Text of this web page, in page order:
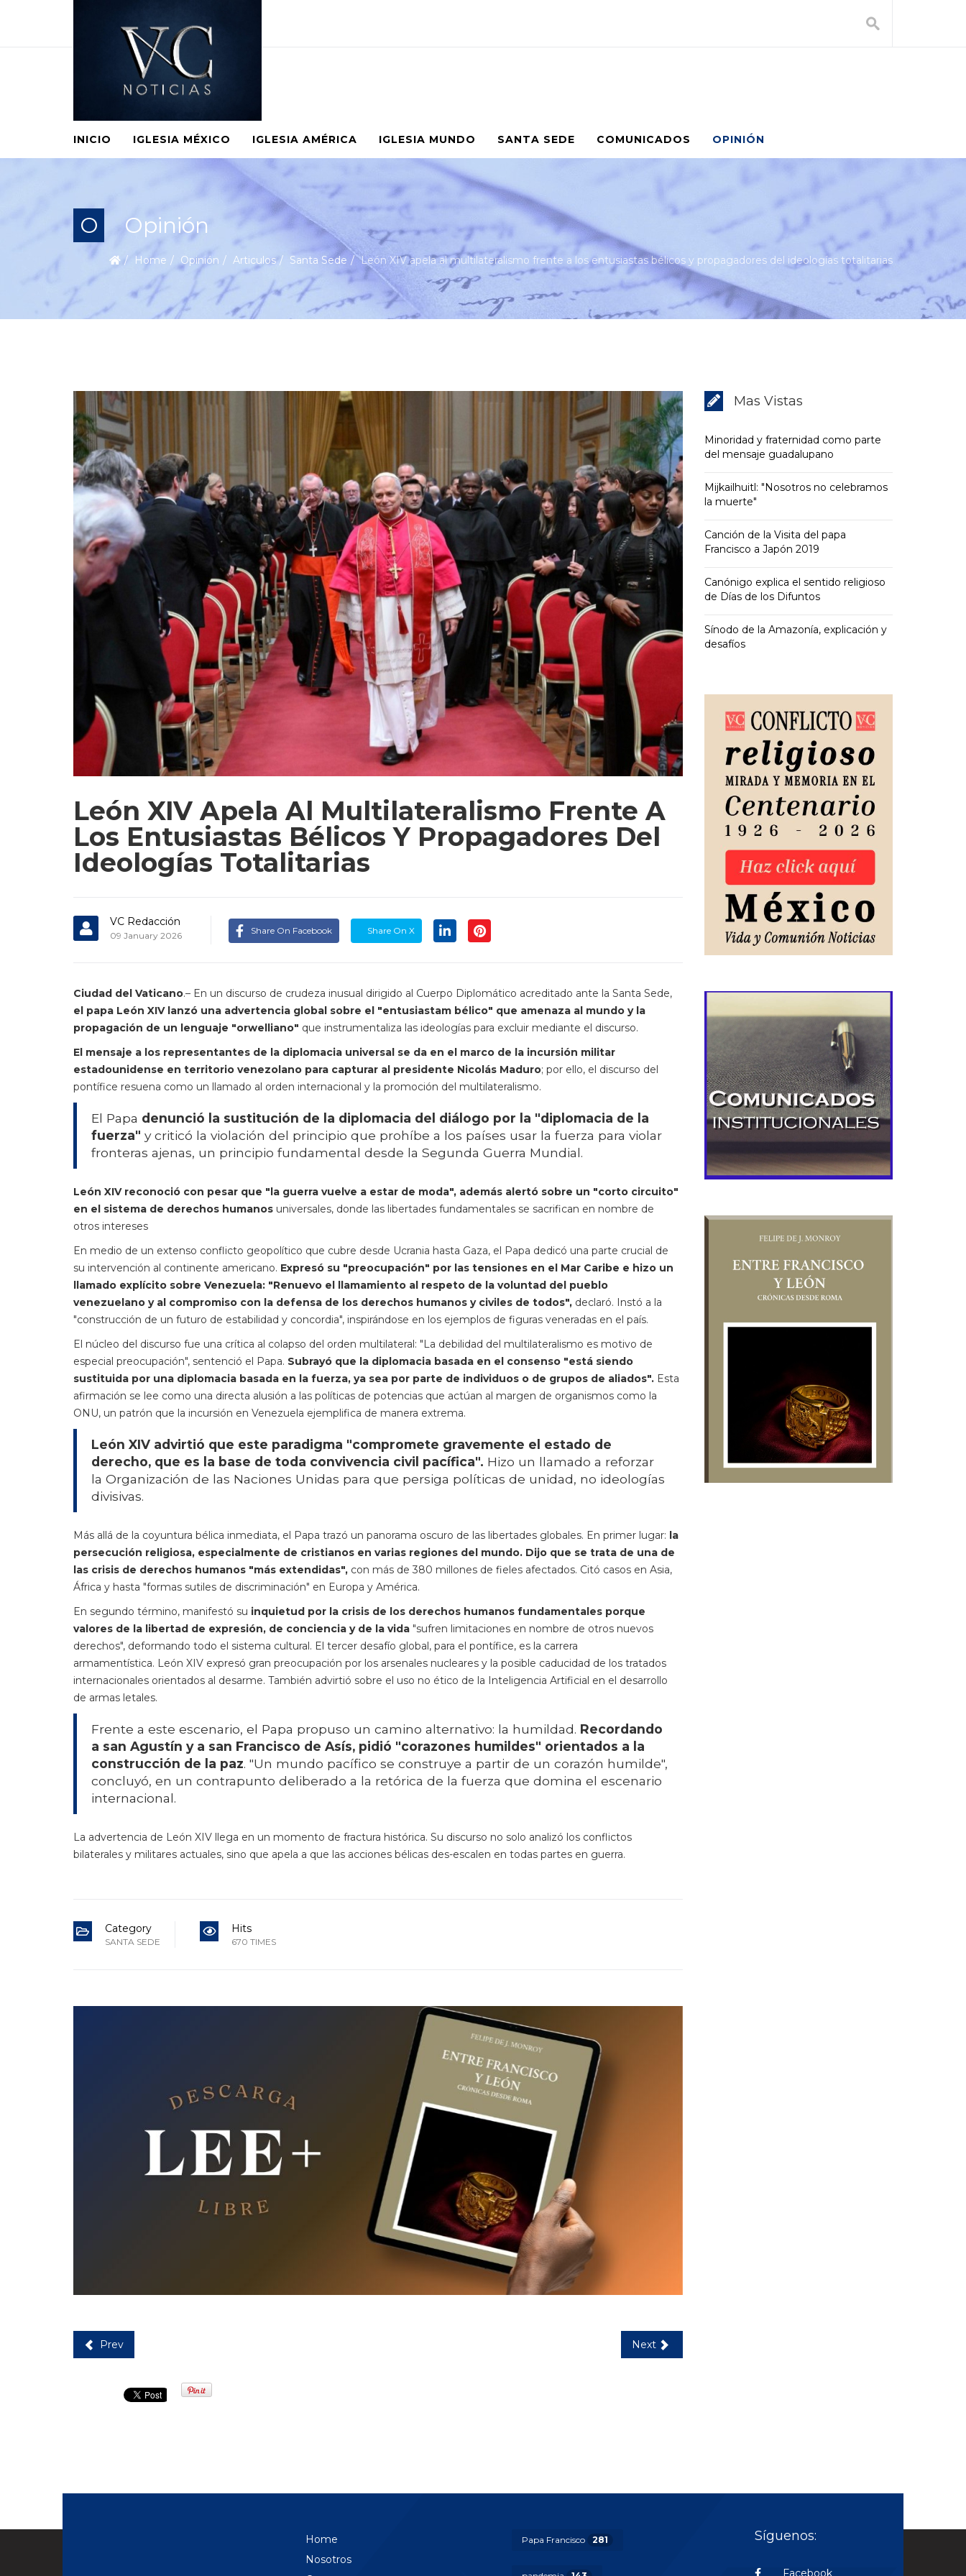
INICIO IGLESIA MÉXICO IGLESIA AMÉRICA IGLESIA MUNDO SANTA SEDE COMUNICADOS OPINIÓN
O Opinión
Home Opinión Articulos Santa Sede León XIV apela al multilateralismo frente a los entusiastas bélicos y propagadores del ideologías totalitarias
León XIV Apela Al Multilateralismo Frente A
Los Entusiastas Bélicos Y Propagadores Del
Ideologías Totalitarias
VC Redacción
09 January 2026 Share On Facebook Share On X
Ciudad del Vaticano.– En un discurso de crudeza inusual dirigido al Cuerpo Diplomático acreditado ante la Santa Sede,
el papa León XIV lanzó una advertencia global sobre el "entusiastam bélico" que amenaza al mundo y la
propagación de un lenguaje "orwelliano" que instrumentaliza las ideologías para excluir mediante el discurso.
El mensaje a los representantes de la diplomacia universal se da en el marco de la incursión militar
estadounidense en territorio venezolano para capturar al presidente Nicolás Maduro; por ello, el discurso del
pontífice resuena como un llamado al orden internacional y la promoción del multilateralismo.
El Papa denunció la sustitución de la diplomacia del diálogo por la "diplomacia de la
fuerza" y criticó la violación del principio que prohíbe a los países usar la fuerza para violar
fronteras ajenas, un principio fundamental desde la Segunda Guerra Mundial.
León XIV reconoció con pesar que "la guerra vuelve a estar de moda", además alertó sobre un "corto circuito"
en el sistema de derechos humanos universales, donde las libertades fundamentales se sacrifican en nombre de
otros intereses
En medio de un extenso conflicto geopolítico que cubre desde Ucrania hasta Gaza, el Papa dedicó una parte crucial de
su intervención al continente americano. Expresó su "preocupación" por las tensiones en el Mar Caribe e hizo un
llamado explícito sobre Venezuela: "Renuevo el llamamiento al respeto de la voluntad del pueblo
venezuelano y al compromiso con la defensa de los derechos humanos y civiles de todos", declaró. Instó a la
"construcción de un futuro de estabilidad y concordia", inspirándose en los ejemplos de figuras veneradas en el país.
El núcleo del discurso fue una crítica al colapso del orden multilateral: "La debilidad del multilateralismo es motivo de
especial preocupación", sentenció el Papa. Subrayó que la diplomacia basada en el consenso "está siendo
sustituida por una diplomacia basada en la fuerza, ya sea por parte de individuos o de grupos de aliados". Esta
afirmación se lee como una directa alusión a las políticas de potencias que actúan al margen de organismos como la
ONU, un patrón que la incursión en Venezuela ejemplifica de manera extrema.
León XIV advirtió que este paradigma "compromete gravemente el estado de
derecho, que es la base de toda convivencia civil pacífica". Hizo un llamado a reforzar
la Organización de las Naciones Unidas para que persiga políticas de unidad, no ideologías
divisivas.
Más allá de la coyuntura bélica inmediata, el Papa trazó un panorama oscuro de las libertades globales. En primer lugar: la
persecución religiosa, especialmente de cristianos en varias regiones del mundo. Dijo que se trata de una de
las crisis de derechos humanos "más extendidas", con más de 380 millones de fieles afectados. Citó casos en Asia,
África y hasta "formas sutiles de discriminación" en Europa y América.
En segundo término, manifestó su inquietud por la crisis de los derechos humanos fundamentales porque
valores de la libertad de expresión, de conciencia y de la vida "sufren limitaciones en nombre de otros nuevos
derechos", deformando todo el sistema cultural. El tercer desafío global, para el pontífice, es la carrera
armamentística. León XIV expresó gran preocupación por los arsenales nucleares y la posible caducidad de los tratados
internacionales orientados al desarme. También advirtió sobre el uso no ético de la Inteligencia Artificial en el desarrollo
de armas letales.
Frente a este escenario, el Papa propuso un camino alternativo: la humildad. Recordando
a san Agustín y a san Francisco de Asís, pidió "corazones humildes" orientados a la
construcción de la paz. "Un mundo pacífico se construye a partir de un corazón humilde",
concluyó, en un contrapunto deliberado a la retórica de la fuerza que domina el escenario
internacional.
La advertencia de León XIV llega en un momento de fractura histórica. Su discurso no solo analizó los conflictos
bilaterales y militares actuales, sino que apela a que las acciones bélicas des-escalen en todas partes en guerra.
Category
SANTA SEDE
Hits
670 TIMES
Prev Next
Mas Vistas
Minoridad y fraternidad como parte
del mensaje guadalupano
Mijkailhuitl: "Nosotros no celebramos
la muerte"
Canción de la Visita del papa
Francisco a Japón 2019
Canónigo explica el sentido religioso
de Días de los Difuntos
Sínodo de la Amazonía, explicación y
desafíos
Home
Nosotros
Papa Francisco 281 Síguenos:
Facebook